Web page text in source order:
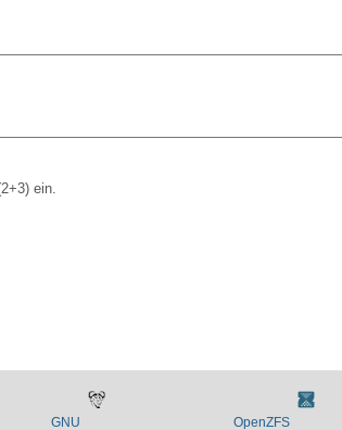
ein.
GNU OpenZFS